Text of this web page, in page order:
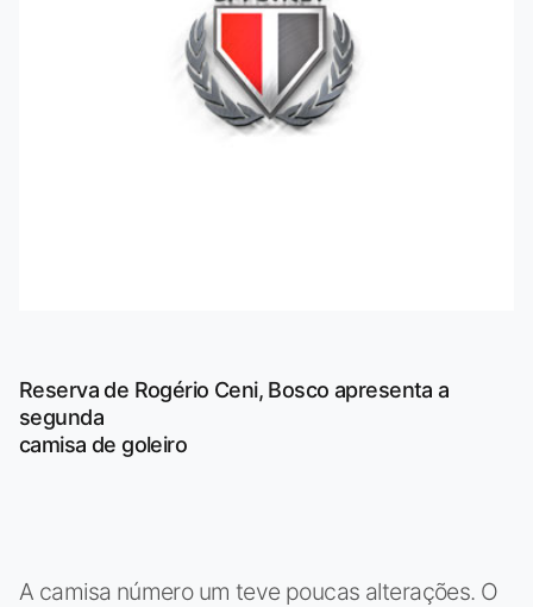
Reserva de Rogério Ceni, Bosco apresenta a
segunda
camisa de goleiro
A camisa número um teve poucas alterações. O